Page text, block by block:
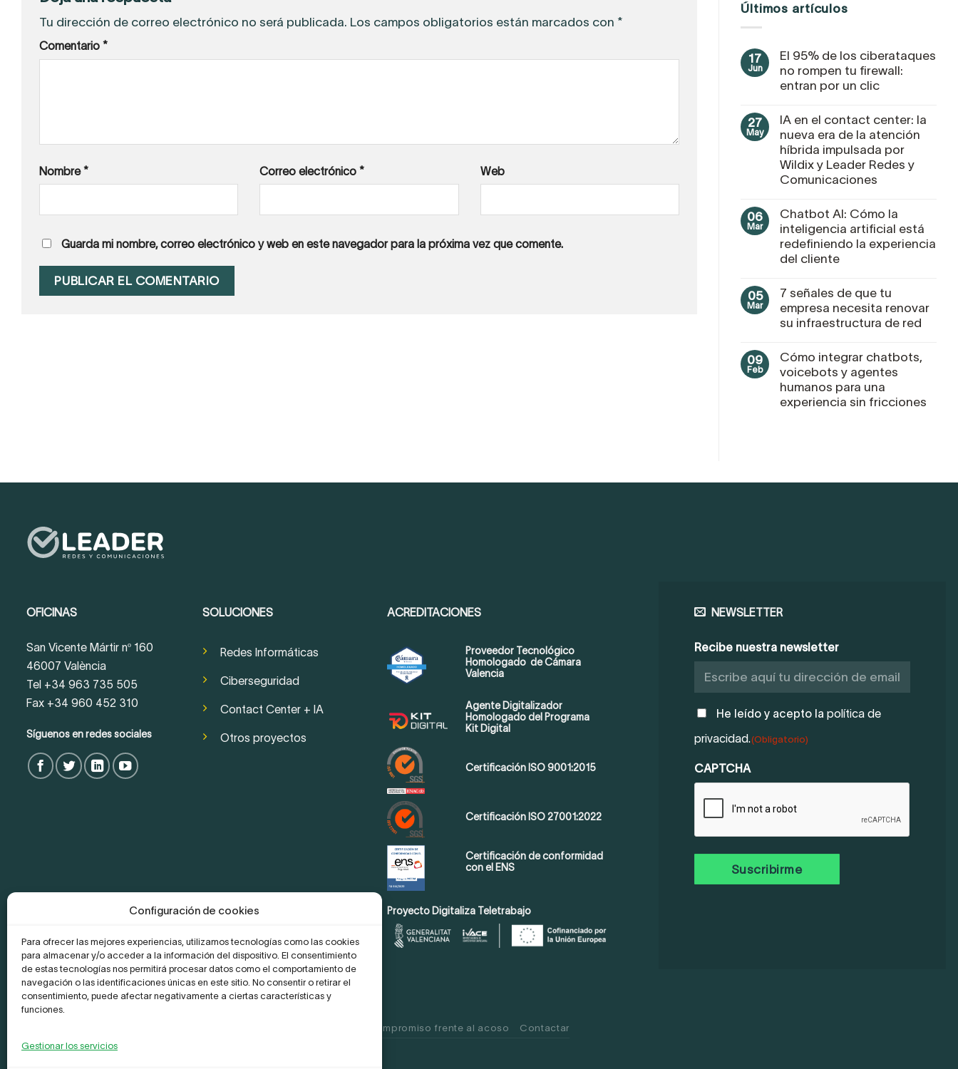
Configuración de cookies
Para ofrecer las mejores experiencias, utilizamos tecnologías como las cookies
para almacenar y/o acceder a la información del dispositivo. El consentimiento
de estas tecnologías nos permitirá procesar datos como el comportamiento de
navegación o las identificaciones únicas en este sitio. No consentir o retirar el
consentimiento, puede afectar negativamente a ciertas características y
funciones.
Gestionar los servicios
Tu dirección de correo electrónico no será publicada. Los campos obligatorios están marcados con *
Comentario *
Nombre* Correo electrónico* Web
Guarda mi nombre, correo electrónico y web en este navegador para la próxima vez que comente.
Últimos artículos
17
Jun
El 95% de los ciberataques
no rompen tu firewall:
entran por un clic
27
May
IA en el contact center: la
nueva era de la atención
híbrida impulsada por
Wildix y Leader Redes y
Comunicaciones
06
Mar
Chatbot AI: Cómo la
inteligencia artificial está
redefiniendo la experiencia
del cliente
05
Mar
7 señales de que tu
empresa necesita renovar
su infraestructura de red
09
Feb
Cómo integrar chatbots,
voicebots y agentes
humanos para una
experiencia sin fricciones
OFICINAS
San Vicente Mártir nº 160
46007 València
Tel +34 963 735 505
Fax +34 960 452 310
Síguenos en redes sociales
SOLUCIONES
Redes Informáticas
Ciberseguridad
Contact Center + IA
Otros proyectos
ACREDITACIONES
Proveedor Tecnológico
Homologado de Cámara
Valencia
Agente Digitalizador
Homologado del Programa
Kit Digital
Certificación ISO 9001:2015
Certificación ISO 27001:2022
Certificación de conformidad
con el ENS
Proyecto Digitaliza Teletrabajo
NEWSLETTER
Recibe nuestra newsletter
POLÍTICA
PRIVACIDAD
(OBLIGATORIO)
He leído y acepto la política de
privacidad.(Obligatorio)
CAPTCHA
Compromiso frente al acoso Contactar
Copyright 2026 ©Leader Network